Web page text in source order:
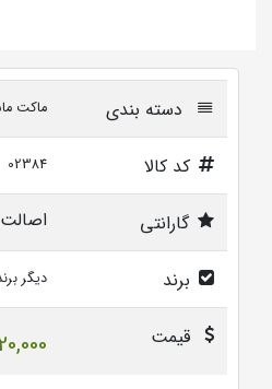
دسته بندی ماکت
کد کالا 02384
گارانتی
برند دیگر
قیمت